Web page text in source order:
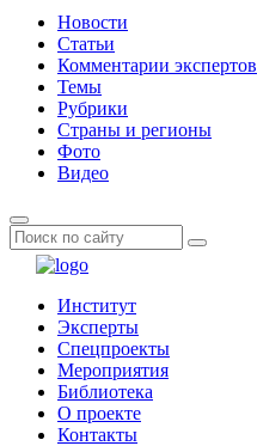
Новости
Статьи
Комментарии экспертов
Темы
Рубрики
Страны и регионы
Фото
Видео
Институт
Эксперты
Спецпроекты
Мероприятия
Библиотека
О проекте
Контакты